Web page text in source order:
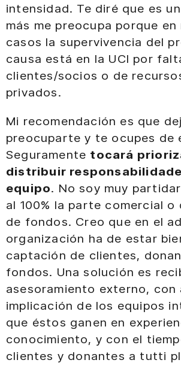
intensidad. Te diré que es
más me preocupa porque en
casos la supervivencia del
causa está en la UCI por
clientes/socios o de
privados.
Mi recomendación es que
preocuparte y te ocupes de
Seguramente tocará
distribuir
equipo. No soy muy
al 100% la parte comercial
de fondos. Creo que en el
organización ha de estar
captación de clientes,
fondos. Una solución es
asesoramiento externo, con
implicación de los equipos
que éstos ganen en
conocimiento, y con el
clientes y donantes a tutti